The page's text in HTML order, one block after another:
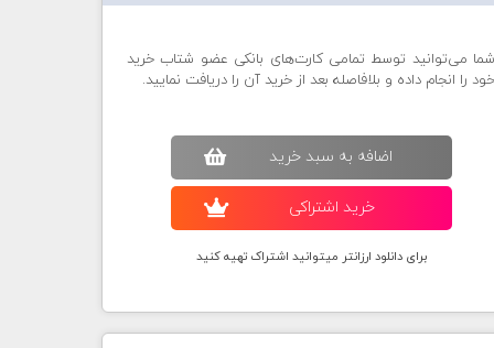
شما می‌توانید توسط تمامی کارت‌های بانکی عضو شتاب خرید
خود را انجام داده و بلافاصله بعد از خرید آن را دریافت نمایید.
اضافه به سبد خريد
خريد اشتراکی
برای دانلود ارزانتر میتوانید اشتراک تهیه کنید